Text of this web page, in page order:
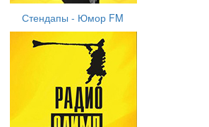
Стендапы - Юмор FM